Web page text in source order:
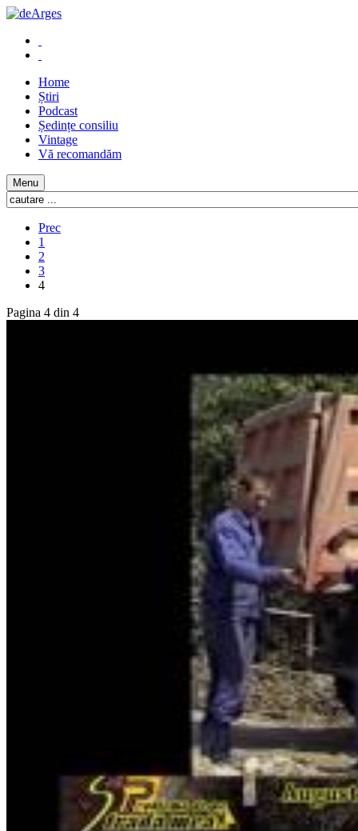
Home
Știri
Podcast
Ședințe consiliu
Vintage
Vă recomandăm
Menu
Prec
1
2
3
4
Pagina 4 din 4